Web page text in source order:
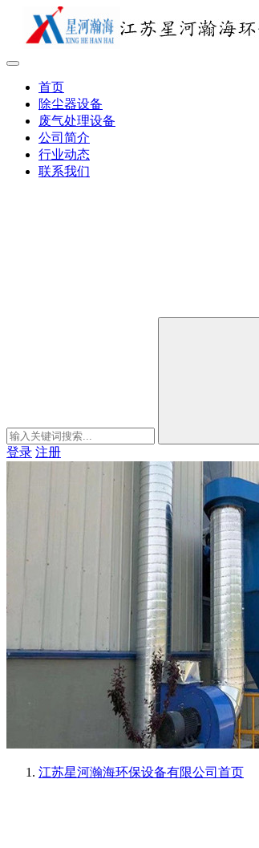
首页
除尘器设备
废气处理设备
公司简介
行业动态
联系我们
登录 注册
江苏星河瀚海环保设备有限公司 首页